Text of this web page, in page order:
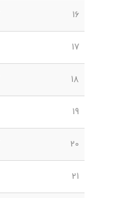
16
17
18
19
20
21